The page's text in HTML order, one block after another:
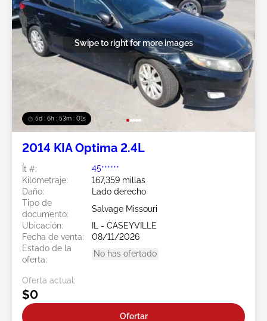
5d : 6h : 52m : 58s
Swipe to right for more images
2014 KIA Optima 2.4L
Ít #:
45******
Kilometraje:
167,359 millas
Daño:
Lado derecho
Tipo de
documento:
Salvage Missouri
Ubicación:
IL - CASEYVILLE
Fecha de venta:
08/11/2026
Estado de la
oferta:
No has ofertado
Oferta actual:
$0
Ofertar